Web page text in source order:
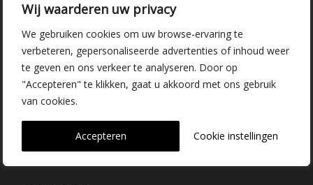
Wij waarderen uw privacy
We gebruiken cookies om uw browse-ervaring te
verbeteren, gepersonaliseerde advertenties of inhoud weer
te geven en ons verkeer te analyseren. Door op
"Accepteren" te klikken, gaat u akkoord met ons gebruik
van cookies.
Cookie instellingen
Accepteren
Vacatures
Contact
Kwekerij Delfgauw
Vrederustlaan 10
2645 AW Delfgauw